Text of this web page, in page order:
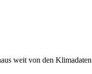
weit von den